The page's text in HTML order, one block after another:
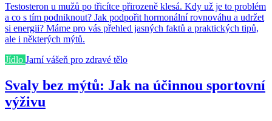
Testosteron u mužů po třicítce přirozeně klesá. Kdy už je to problém
a co s tím podniknout? Jak podpořit hormonální rovnováhu a udržet
si energii? Máme pro vás přehled jasných faktů a praktických tipů,
ale i některých mýtů.
Jídlo Jarní vášeň pro zdravé tělo
Svaly bez mýtů: Jak na účinnou sportovní
výživu